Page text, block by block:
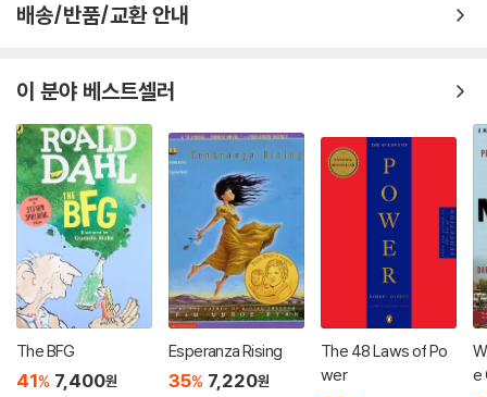
배송/반품/교환 안내
이 분야 베스트셀러
The BFG
41% 7,400원
Esperanza Rising
35% 7,220원
The 48 Laws of Po
wer
e